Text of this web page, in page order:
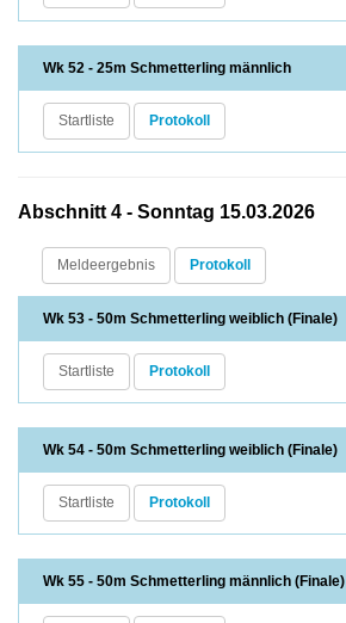
Wk 52 - 25m Schmetterling männlich
Startliste Protokoll
Abschnitt 4 - Sonntag 15.03.2026
Meldeergebnis Protokoll
Wk 53 - 50m Schmetterling weiblich (Finale)
Startliste Protokoll
Wk 54 - 50m Schmetterling weiblich (Finale)
Startliste Protokoll
Wk 55 - 50m Schmetterling männlich (Finale)